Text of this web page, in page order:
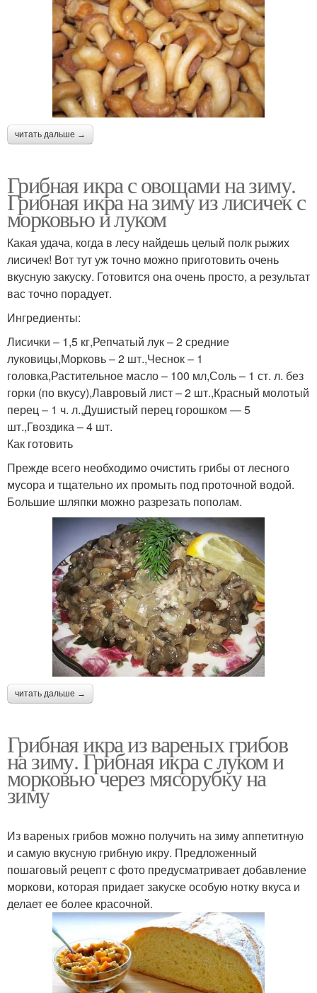
читать дальше →
Грибная икра с овощами на зиму.
Грибная икра на зиму из лисичек с
морковью и луком
Какая удача, когда в лесу найдешь целый полк рыжих
лисичек! Вот тут уж точно можно приготовить очень
вкусную закуску. Готовится она очень просто, а результат
вас точно порадует.
Ингредиенты:
Лисички – 1,5 кг,Репчатый лук – 2 средние
луковицы,Морковь – 2 шт.,Чеснок – 1
головка,Растительное масло – 100 мл,Соль – 1 ст. л. без
горки (по вкусу),Лавровый лист – 2 шт.,Красный молотый
перец – 1 ч. л.,Душистый перец горошком — 5
шт.,Гвоздика – 4 шт.
Как готовить
Прежде всего необходимо очистить грибы от лесного
мусора и тщательно их промыть под проточной водой.
Большие шляпки можно разрезать пополам.
читать дальше →
Грибная икра из вареных грибов
на зиму. Грибная икра с луком и
морковью через мясорубку на
зиму
Из вареных грибов можно получить на зиму аппетитную
и самую вкусную грибную икру. Предложенный
пошаговый рецепт с фото предусматривает добавление
моркови, которая придает закуске особую нотку вкуса и
делает ее более красочной.